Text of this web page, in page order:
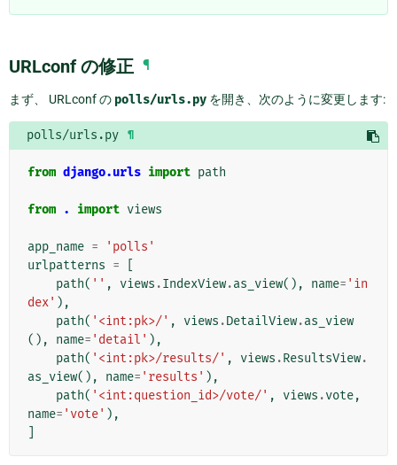
URLconf の修正 ¶
まず、 URLconf の polls/urls.py を開き、次のように変更します:
polls/urls.py ¶
from django.urls import path
from . import views
app_name =
'polls'
urlpatterns =
path( '' , views .IndexView.as_view(), name= 'in
dex' ),
path( '<int:pk>/' , views .DetailView.as_view
(),
name= 'detail' ),
path( '<int:pk>/results/' , views .ResultsView.
as_view(), name= 'results' ),
path( '<int:question_id>/vote/' , views .vote,
name= 'vote' ),